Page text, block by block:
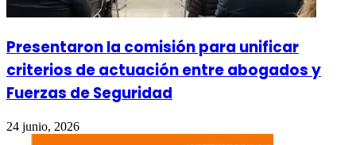
Presentaron la comisión para unificar
criterios de actuación entre abogados y
Fuerzas de Seguridad
24 junio, 2026